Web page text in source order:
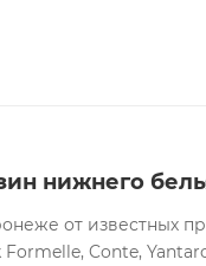
нижнего
от известных
Formelle, Conte,